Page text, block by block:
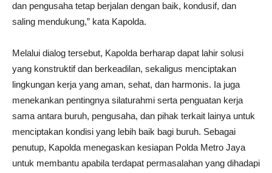
dan pengusaha tetap berjalan dengan baik, kondusif, dan
saling mendukung,” kata Kapolda.
Melalui dialog tersebut, Kapolda berharap dapat lahir solusi
yang konstruktif dan berkeadilan, sekaligus menciptakan
lingkungan kerja yang aman, sehat, dan harmonis. Ia juga
menekankan pentingnya silaturahmi serta penguatan kerja
sama antara buruh, pengusaha, dan pihak terkait lainya untuk
menciptakan kondisi yang lebih baik bagi buruh. Sebagai
penutup, Kapolda menegaskan kesiapan Polda Metro Jaya
untuk membantu apabila terdapat permasalahan yang dihadapi